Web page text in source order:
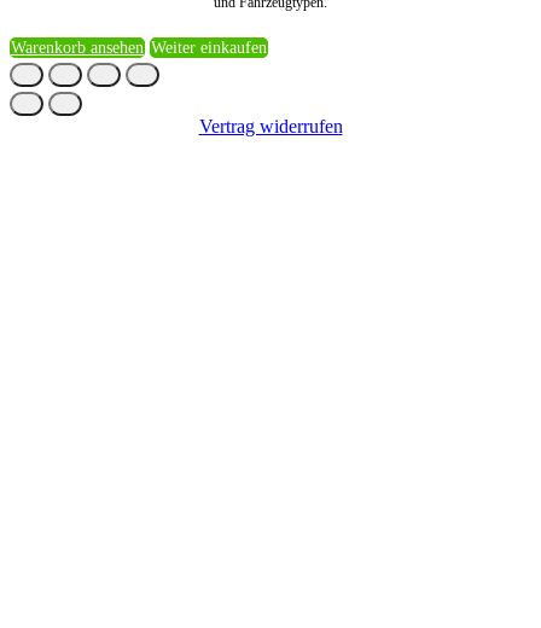
Warenkorb ansehen Weiter einkaufen
Vertrag widerrufen